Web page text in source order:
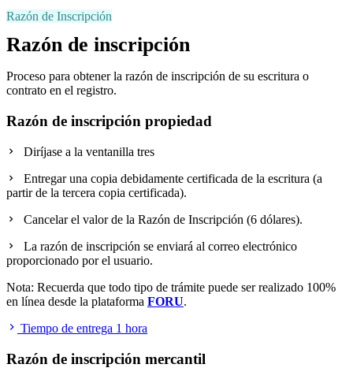
Razón de Inscripción
Razón de inscripción
Proceso para obtener la razón de inscripción de su escritura o
contrato en el registro.
Razón de inscripción propiedad
Diríjase a la ventanilla tres
Entregar una copia debidamente certificada de la escritura (a
partir de la tercera copia certificada).
Cancelar el valor de la Razón de Inscripción (6 dólares).
La razón de inscripción se enviará al correo electrónico
proporcionado por el usuario.
Nota: Recuerda que todo tipo de trámite puede ser realizado 100%
en línea desde la plataforma FORU.
Tiempo de entrega 1 hora
Razón de inscripción mercantil